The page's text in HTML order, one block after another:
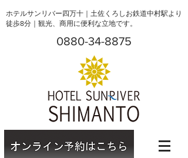
ホテルサンリバー四万十｜土佐くろしお鉄道中村駅より
徒歩8分｜観光、商用に便利な立地です。
0880-34-8875